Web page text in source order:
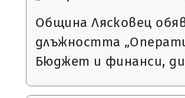
Община Лясковец
длъжността
Бюджет и финанси,